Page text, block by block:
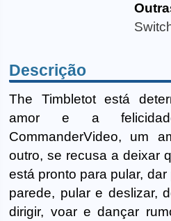
Descrição
The Timbletot está
amor e a
CommanderVideo, um
outro, se recusa a deixar
está pronto para pular,
parede, pular e deslizar,
dirigir, voar e dançar